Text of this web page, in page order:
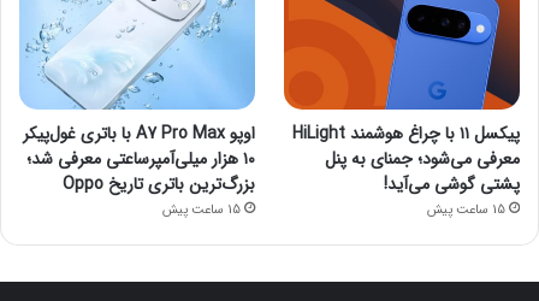
پیکسل ۱۱ با چراغ هوشمند HiLight
معرفی می‌شود؛ جمنای به پنل
پشتی گوشی می‌آید!
15 ساعت پیش
اوپو A7 Pro Max با باتری غول‌پیکر
۱۰ هزار میلی‌آمپرساعتی معرفی شد؛
بزرگ‌ترین باتری تاریخ Oppo
15 ساعت پیش